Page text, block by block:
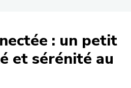
: un petit
et sérénité au